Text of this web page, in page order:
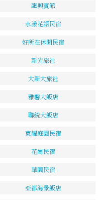
龍興賓館
水漾花語民宿
好所在休閒民宿
新光旅社
大新大旅社
雅馨大飯店
聯統大飯店
東耀庭園民宿
花崗民宿
華園民宿
亞都海景飯店